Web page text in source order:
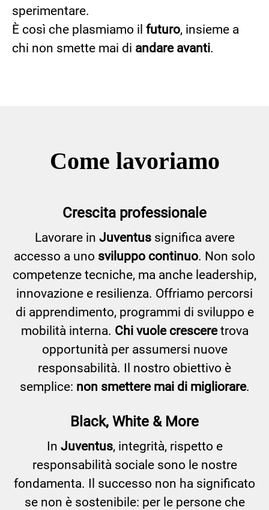
sperimentare.
È così che plasmiamo il futuro, insieme a
chi non smette mai di andare avanti.
Come lavoriamo
Crescita professionale
Lavorare in Juventussignifica avere
accesso a uno sviluppo continuo. Non solo
competenze tecniche, ma anche leadership,
innovazione e resilienza. Offriamo percorsi
di apprendimento, programmi di sviluppo e
mobilità interna. Chi vuole cresceretrova
opportunità per assumersi nuove
responsabilità. Il nostro obiettivo è
semplice: non smettere mai di migliorare.
Black, White & More
In Juventus, integrità, rispetto e
responsabilità sociale sono le nostre
fondamenta. Il successo non ha significato
se non è sostenibile: per le persone che